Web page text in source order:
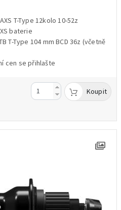
SRAM XX Eagle AXS T-Type 12kolo 10-52z
baterie
Pod Ultimate Controller
Type Flattop 12kolo 126 čl.
(váženo)
cen se přihlašte
Koupit